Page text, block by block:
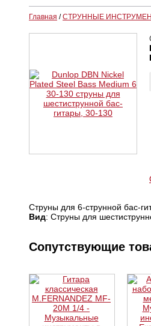
Главная /СТРУННЫЕ
Струны для 6-струнной бас-
Вид: Струны для
Сопутствующие